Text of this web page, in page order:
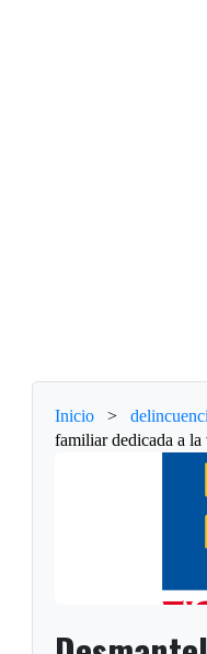
Inicio >
familiar dedicada a la